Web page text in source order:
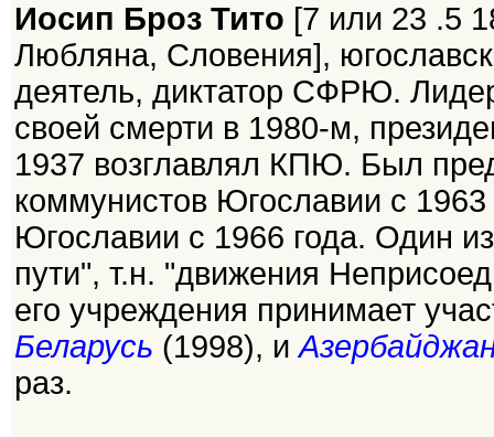
Иосип Броз Тито [7 или 23 .5
Любляна, Словения],
деятель, диктатор СФРЮ.
своей смерти в 1980-м,
1937 возглавлял КПЮ. Был
коммунистов Югославии с
Югославии с 1966 года. Один
пути", т.н. "движения
его учреждения принимает
Беларусь (1998), и
раз.